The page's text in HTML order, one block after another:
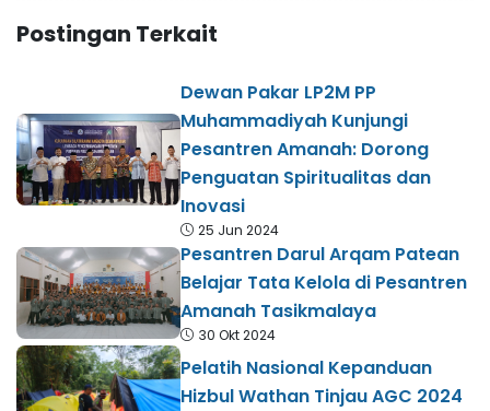
Postingan Terkait
Dewan Pakar LP2M PP
Muhammadiyah Kunjungi
Pesantren Amanah: Dorong
Penguatan Spiritualitas dan
Inovasi
25 Jun 2024
Pesantren Darul Arqam Patean
Belajar Tata Kelola di Pesantren
Amanah Tasikmalaya
30 Okt 2024
Pelatih Nasional Kepanduan
Hizbul Wathan Tinjau AGC 2024